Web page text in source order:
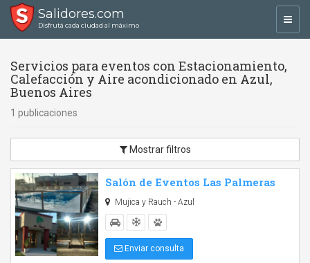
Salidores.com
Disfrutá cada ciudad al máximo
Servicios para eventos con Estacionamiento,
Calefacción y Aire acondicionado en Azul,
Buenos Aires
1 publicaciones
Mostrar filtros
Salón de Eventos Las Palmeras
Mujica y Rauch - Azul
Enviar consulta